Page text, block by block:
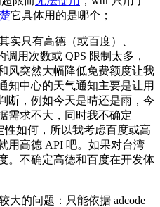
它具体用的是哪个；
实只有高德（或百度）、
调用次数或 QPS 限制太多，
风突然大幅降低免费额度让我
知中心的天气通知主要是让用
断，例如今天是晴还是雨，今
需求不大，同时我不确定
性如何，所以我考虑百度或高
用高德 API 吧。如果对台湾
。不确定高德和百度在开发体
大的问题：只能依据 adcode